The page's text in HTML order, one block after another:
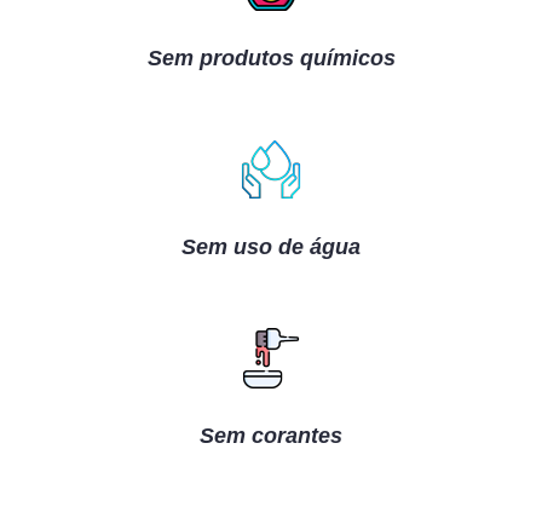
Sem produtos químicos
Sem uso de água
Sem corantes